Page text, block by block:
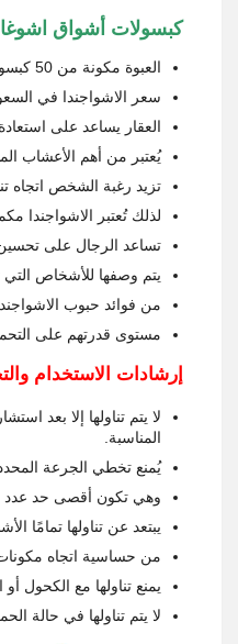
كبسولات أشواق
العبوة مكونة من 50 كبسولة جيلاتينية صلبة
سعر الاشواجندا في السعودية 86 ريال
العقار يساعد على
يُعتبر من أهم الأعشاب
تزيد رغبة الشخص اتجاه
لذلك تُعتبر الاشواجندا
تساعد الرجال على تحسين
يتم وصفها للأشخاص
من فوائد حبوب
مستوى قدرتهم على
إرشادات الاستخدام
لا يتم تناولها إلا بعد
المناسبة.
يُمنع تخطي الجرعة
وهي تكون أقصى حد عدد 2 كبسولة يوميًا.
يبتعد عن تناولها تمامًا
من حساسية اتجاه مكونات
يمنع تناولها مع الكحول أو
لا يتم تناولها في حالة